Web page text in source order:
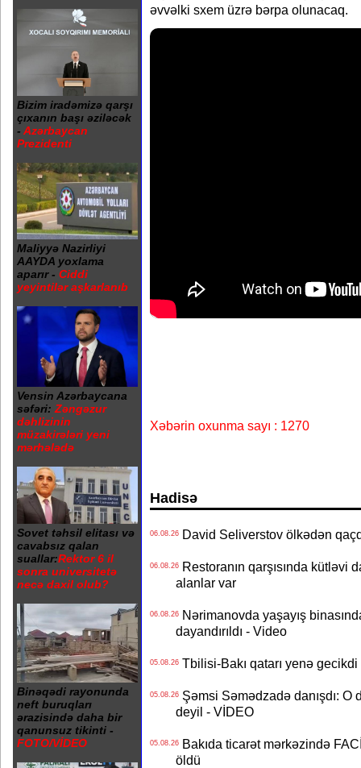
Bizim iradəmizə qarşı
çıxanın başı əziləcək
- Azərbaycan
Prezidenti
Maliyyə Nazirliyi
AAYDA yoxlama
aparır - Ciddi
yeyintilər aşkarlanıb
Vensin Azərbaycana
səfəri: Zəngəzur
dəhlizinin
müzakirələri yeni
mərhələdə
Sovet təhsil elitası və
cavabsız qalan
suallar:Rektor 6 il
sonra universitetə
necə daxil olub?
Binəqədi rayonunda
neft buruqları
ərazisində daha bir
qanunsuz tikinti -
FOTO/VİDEO
əvvəlki sxem üzrə bərpa olunacaq.
Xəbərin oxunma sayı : 1270
Hadisə
06.08.26David Seliverstov ölkədən
06.08.26Restoranın qarşısında kütləvi
alanlar var
06.08.26Nərimanovda yaşayış
dayandırıldı - Video
05.08.26Tbilisi-Bakı qatarı yenə gecikdi
05.08.26Şəmsi Səmədzadə danışdı: O
deyil - VİDEO
05.08.26Bakıda ticarət mərkəzində
öldü